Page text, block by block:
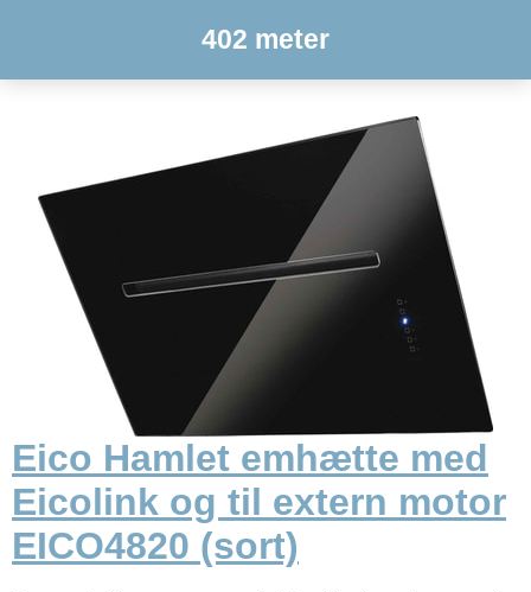
402 meter
Eico Hamlet emhætte med
Eicolink og til extern motor
EICO4820 (sort)